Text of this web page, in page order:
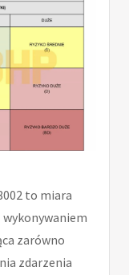
to miara
zarówno
zdarzenia